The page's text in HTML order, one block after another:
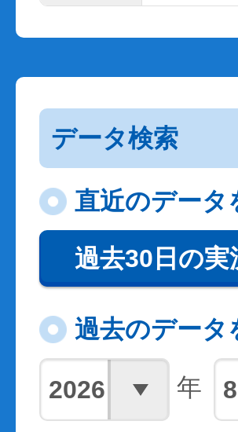
データ検索
直近のデータ
過去30日の実
過去のデータ
年